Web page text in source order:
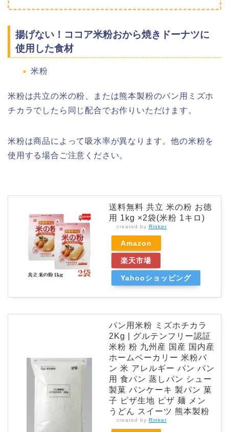
揚げない！ココア米粉おから焼きドーナツに
使用した食材
米粉
米粉は共立の米の粉、または熊本製粉のパン用ミズホ
チカラでしたら同じ配合でお作りいただけます。
米粉は商品によって吸水率が異なります。他の米粉を
使用する場合ご注意ください。
送料無料 共立 米の粉 お徳
用 1kg ×2袋(米粉 1キロ)
created by Rinker
Amazon
楽天市場
Yahooショッピング
パン用米粉 ミズホチカラ
2Kg | グルテンフリー認証
米粉 粉 九州産 国産 国内産
ホームベーカリー 米粉パ
ン 米 アレルギー パン パン
用 食パン 蒸しパン シュー
製菓 パンケーキ 製パン 菓
子 ピザ生地 ピザ 麺 メン
うどん スイーツ 熊本製粉
created by Rinker